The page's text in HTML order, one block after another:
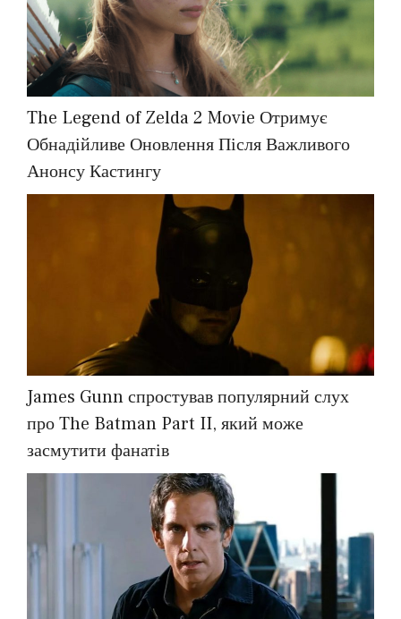
The Legend of Zelda 2 Movie Отримує
Обнадійливе Оновлення Після Важливого
Анонсу Кастингу
James Gunn спростував популярний слух
про The Batman Part II, який може
засмутити фанатів